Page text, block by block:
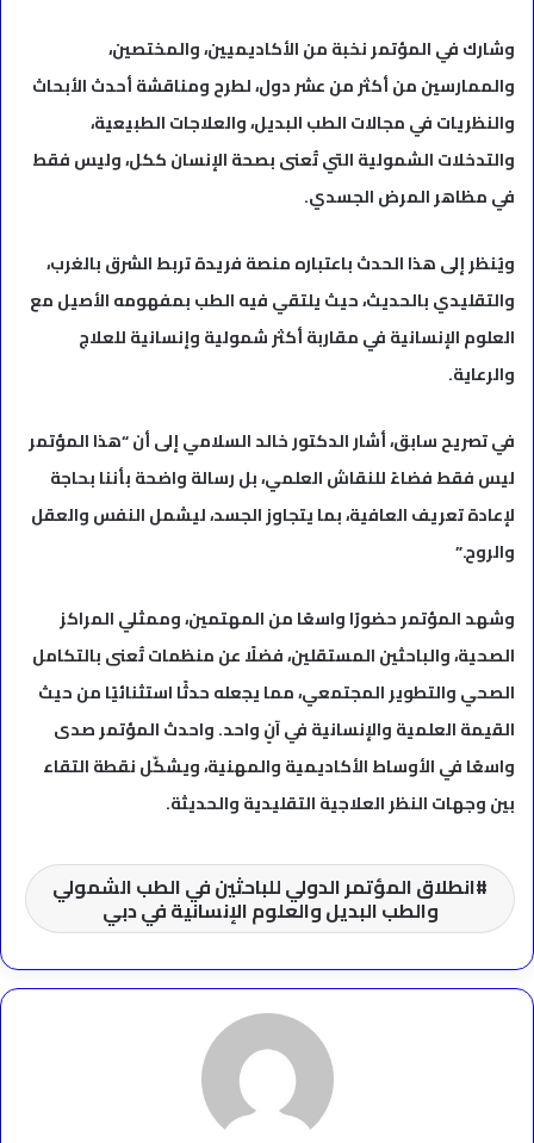
وشارك في المؤتمر نخبة من الأكاديميين، والمختصين،
والممارسين من أكثر من عشر دول، لطرح ومناقشة أحدث الأبحاث
والنظريات في مجالات الطب البديل، والعلاجات الطبيعية،
والتدخلات الشمولية التي تُعنى بصحة الإنسان ككل، وليس فقط
في مظاهر المرض الجسدي.
ويُنظر إلى هذا الحدث باعتباره منصة فريدة تربط الشرق بالغرب،
والتقليدي بالحديث، حيث يلتقي فيه الطب بمفهومه الأصيل مع
العلوم الإنسانية في مقاربة أكثر شمولية وإنسانية للعلاج
والرعاية.
في تصريح سابق، أشار الدكتور خالد السلامي إلى أن “هذا المؤتمر
ليس فقط فضاءً للنقاش العلمي، بل رسالة واضحة بأننا بحاجة
لإعادة تعريف العافية، بما يتجاوز الجسد، ليشمل النفس والعقل
والروح.”
وشهد المؤتمر حضورًا واسعًا من المهتمين، وممثلي المراكز
الصحية، والباحثين المستقلين، فضلًا عن منظمات تُعنى بالتكامل
الصحي والتطوير المجتمعي، مما يجعله حدثًا استثنائيًا من حيث
القيمة العلمية والإنسانية في آنٍ واحد. واحدث المؤتمر صدى
واسعًا في الأوساط الأكاديمية والمهنية، ويشكّل نقطة التقاء
بين وجهات النظر العلاجية التقليدية والحديثة.
انطلاق المؤتمر الدولي للباحثين في الطب الشمولي
والطب البديل والعلوم الإنسانية في دبي